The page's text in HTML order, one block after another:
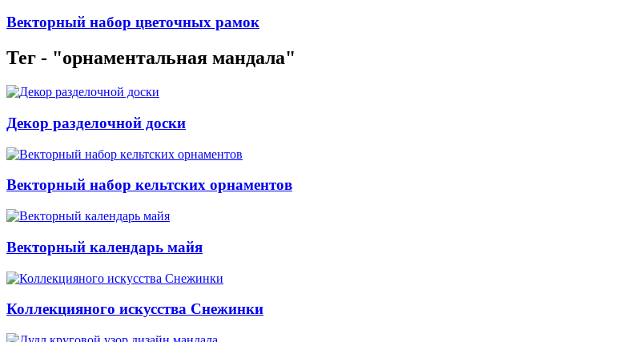
Векторный набор цветочных рамок
Тег - "орнаментальная мандала"
Декор разделочной доски
Векторный набор кельтских орнаментов
Векторный календарь майя
Коллекцияного искусства Снежинки